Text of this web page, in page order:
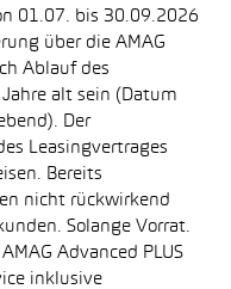
01.07. bis 30.09.2026
über die AMAG
Ablauf des
alt sein (Datum
Der
Leasingvertrages
Bereits
nicht rückwirkend
Solange Vorrat.
Advanced PLUS
inklusive